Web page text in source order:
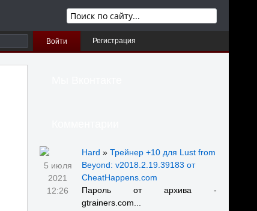
Войти Регистрация
5 июля
2021
12:26
Hard » Трейнер +10 для Lust from
Beyond: v2018.2.19.39183 от
CheatHappens.com
Пароль от архива -
gtrainers.com...